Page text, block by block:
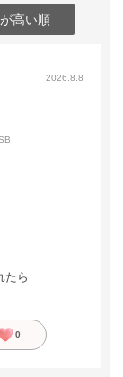
高い順
2026.8.8
たら
0